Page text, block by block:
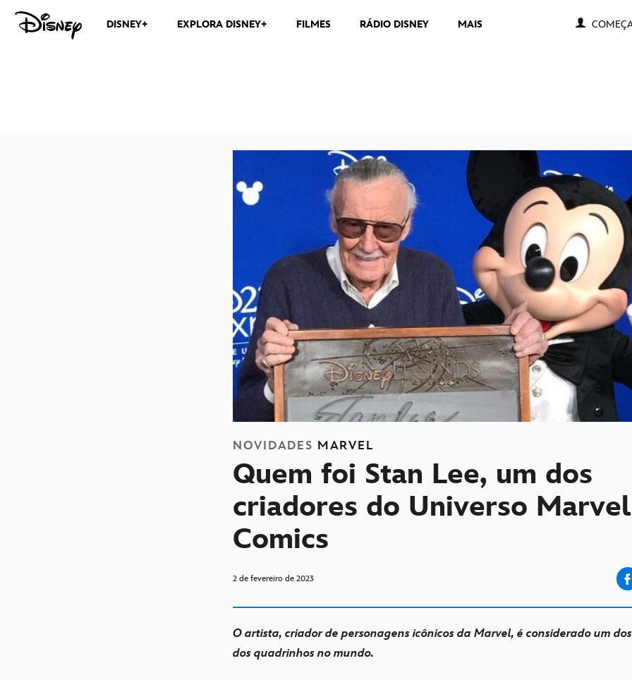
DISNEY+ EXPLORA DISNEY+ FILMES RÁDIO DISNEY MAIS
NOVIDADES MARVEL
Quem foi Stan Lee, um dos
criadores do Universo Marvel
Comics
2 de fevereiro de 2023
O artista, criador de personagens icônicos da Marvel, é considerado um
dos quadrinhos no mundo.